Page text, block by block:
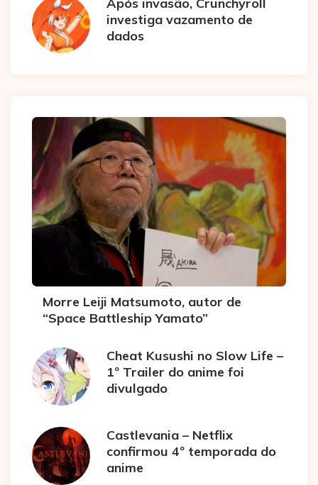
Após invasão, Crunchyroll
investiga vazamento de
dados
Morre Leiji Matsumoto, autor de
“Space Battleship Yamato”
Cheat Kusushi no Slow Life –
1º Trailer do anime foi
divulgado
Castlevania – Netflix
confirmou 4º temporada do
anime